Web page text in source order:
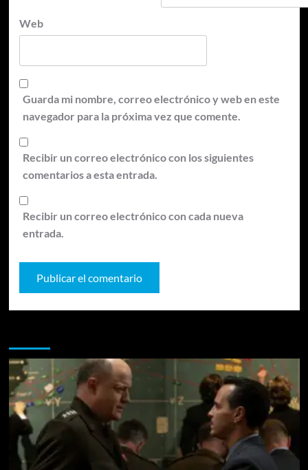
Web
Guarda mi nombre, correo electrónico y web en este
navegador para la próxima vez que comente.
Recibir un correo electrónico con los siguientes
comentarios a esta entrada.
Recibir un correo electrónico con cada nueva
entrada.